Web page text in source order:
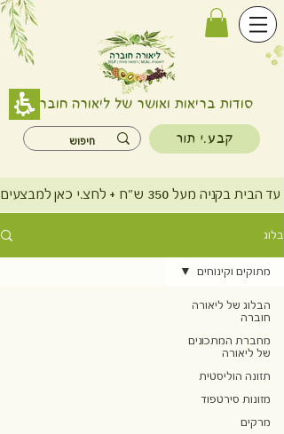
סודות בריאות ואושר של ליאורה חוברה
קבע.י תור
ש"ח + לחצ.י כאן למבצעים
בלוג
הבלוג של ליאורה
חוברה
מחברת המתכונים
של ליאורה
תזונה הוליסטית
מזונות סירטפוד
מרקים
מתוקים וקינוחים